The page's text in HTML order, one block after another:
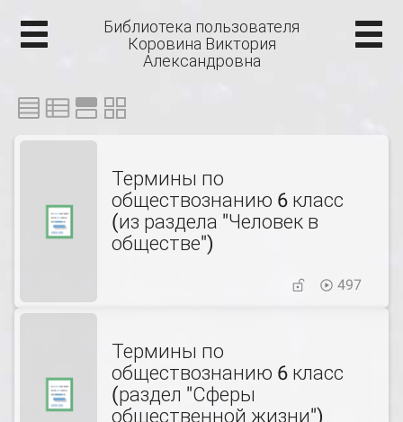
Библиотека пользователя
Коровина Виктория
Александровна
Термины по
обществознанию 6 класс
(из раздела "Человек в
обществе")
497
Термины по
обществознанию 6 класс
(раздел "Сферы
общественной жизни")